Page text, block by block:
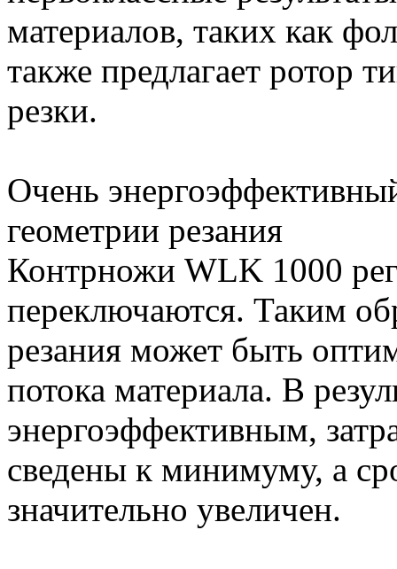
материалов, таких как
также предлагает ротор
резки.
Очень
геометрии резания
Контрножи WLK 1000
переключаются. Таким
резания может быть
потока материала. В
энергоэффективным,
сведены к минимуму, а
значительно увеличен.